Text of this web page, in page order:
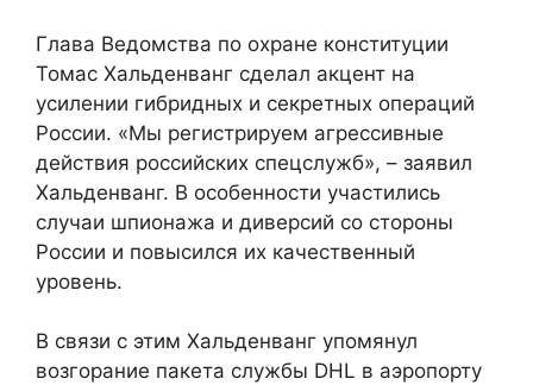
Глава Ведомства по охране конституции
Томас Хальденванг сделал акцент на
усилении гибридных и секретных операций
России. «Мы регистрируем агрессивные
действия российских спецслужб», – заявил
Хальденванг. В особенности участились
случаи шпионажа и диверсий со стороны
России и повысился их качественный
уровень.
В связи с этим Хальденванг упомянул
возгорание пакета службы DHL в аэропорту